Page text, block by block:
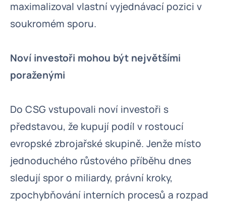
maximalizoval vlastní vyjednávací pozici v
soukromém sporu.
Noví investoři mohou být největšími
poraženými
Do CSG vstupovali noví investoři s
představou, že kupují podíl v rostoucí
evropské zbrojařské skupině. Jenže místo
jednoduchého růstového příběhu dnes
sledují spor o miliardy, právní kroky,
zpochybňování interních procesů a rozpad